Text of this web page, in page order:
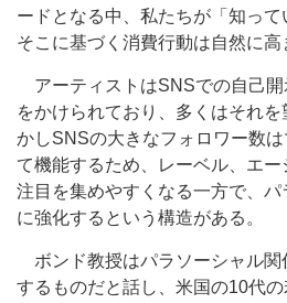
ードとなる中、私たちが「知って
そこに基づく消費行動は自然に高
アーティストはSNSでの自己開
をかけられており、多くはそれ
かしSNSの大きなフォロワー数
て機能するため、レーベル、エ
注目を集めやすくなる一方で、
に強化するという構造がある。
ボンド教授はパラソーシャル関
するものだと話し、米国の10代